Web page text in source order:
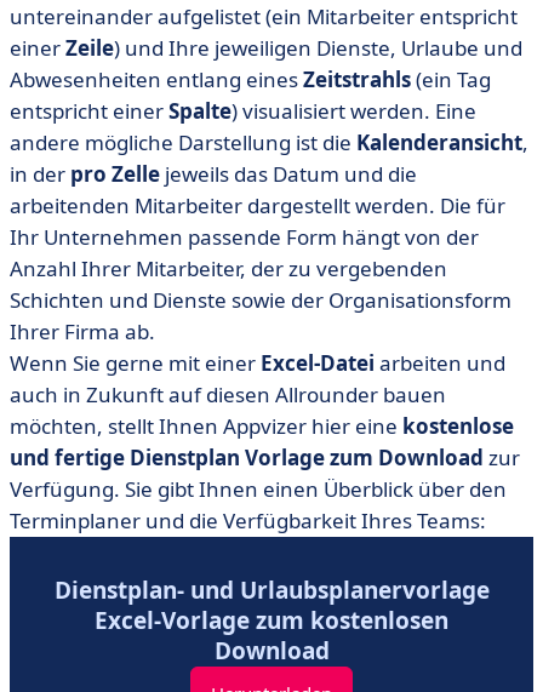
untereinander aufgelistet (ein Mitarbeiter entspricht
einerZeile) und Ihre jeweiligen Dienste, Urlaube und
Abwesenheiten entlang einesZeitstrahls(ein Tag
entspricht einerSpalte) visualisiert werden. Eine
andere mögliche Darstellung ist die Kalenderansicht,
in der pro Zelle jeweils das Datum und die
arbeitenden Mitarbeiter dargestellt werden. Die für
Ihr Unternehmen passende Form hängt von der
Anzahl Ihrer Mitarbeiter, der zu vergebenden
Schichten und Dienste sowie der Organisationsform
Ihrer Firma ab.
Wenn Sie gerne mit einer Excel-Datei arbeiten und
auch in Zukunft auf diesen Allrounder bauen
möchten, stellt Ihnen Appvizer hier eine kostenlose
und fertige Dienstplan Vorlage zum Download zur
Verfügung. Sie gibt Ihnen einen Überblick über den
Terminplaner und die Verfügbarkeit Ihres Teams:
Dienstplan- und Urlaubsplanervorlage
Excel-Vorlage zum kostenlosen
Download